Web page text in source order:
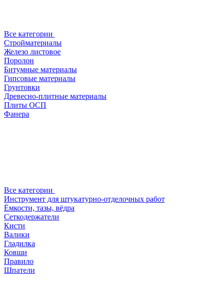
Все категории
Стройматериалы
Железо листовое
Поролон
Битумные материалы
Гипсовые материалы
Грунтовки
Древесно-плитные материалы
Плиты ОСП
Фанера
Все категории
Инструмент для штукатурно-отделочных работ
Ёмкости, тазы, вёдра
Сеткодержатели
Кисти
Валики
Гладилка
Ковши
Правило
Шпатели